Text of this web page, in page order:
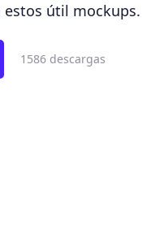
estos útil mockups.
1586 descargas